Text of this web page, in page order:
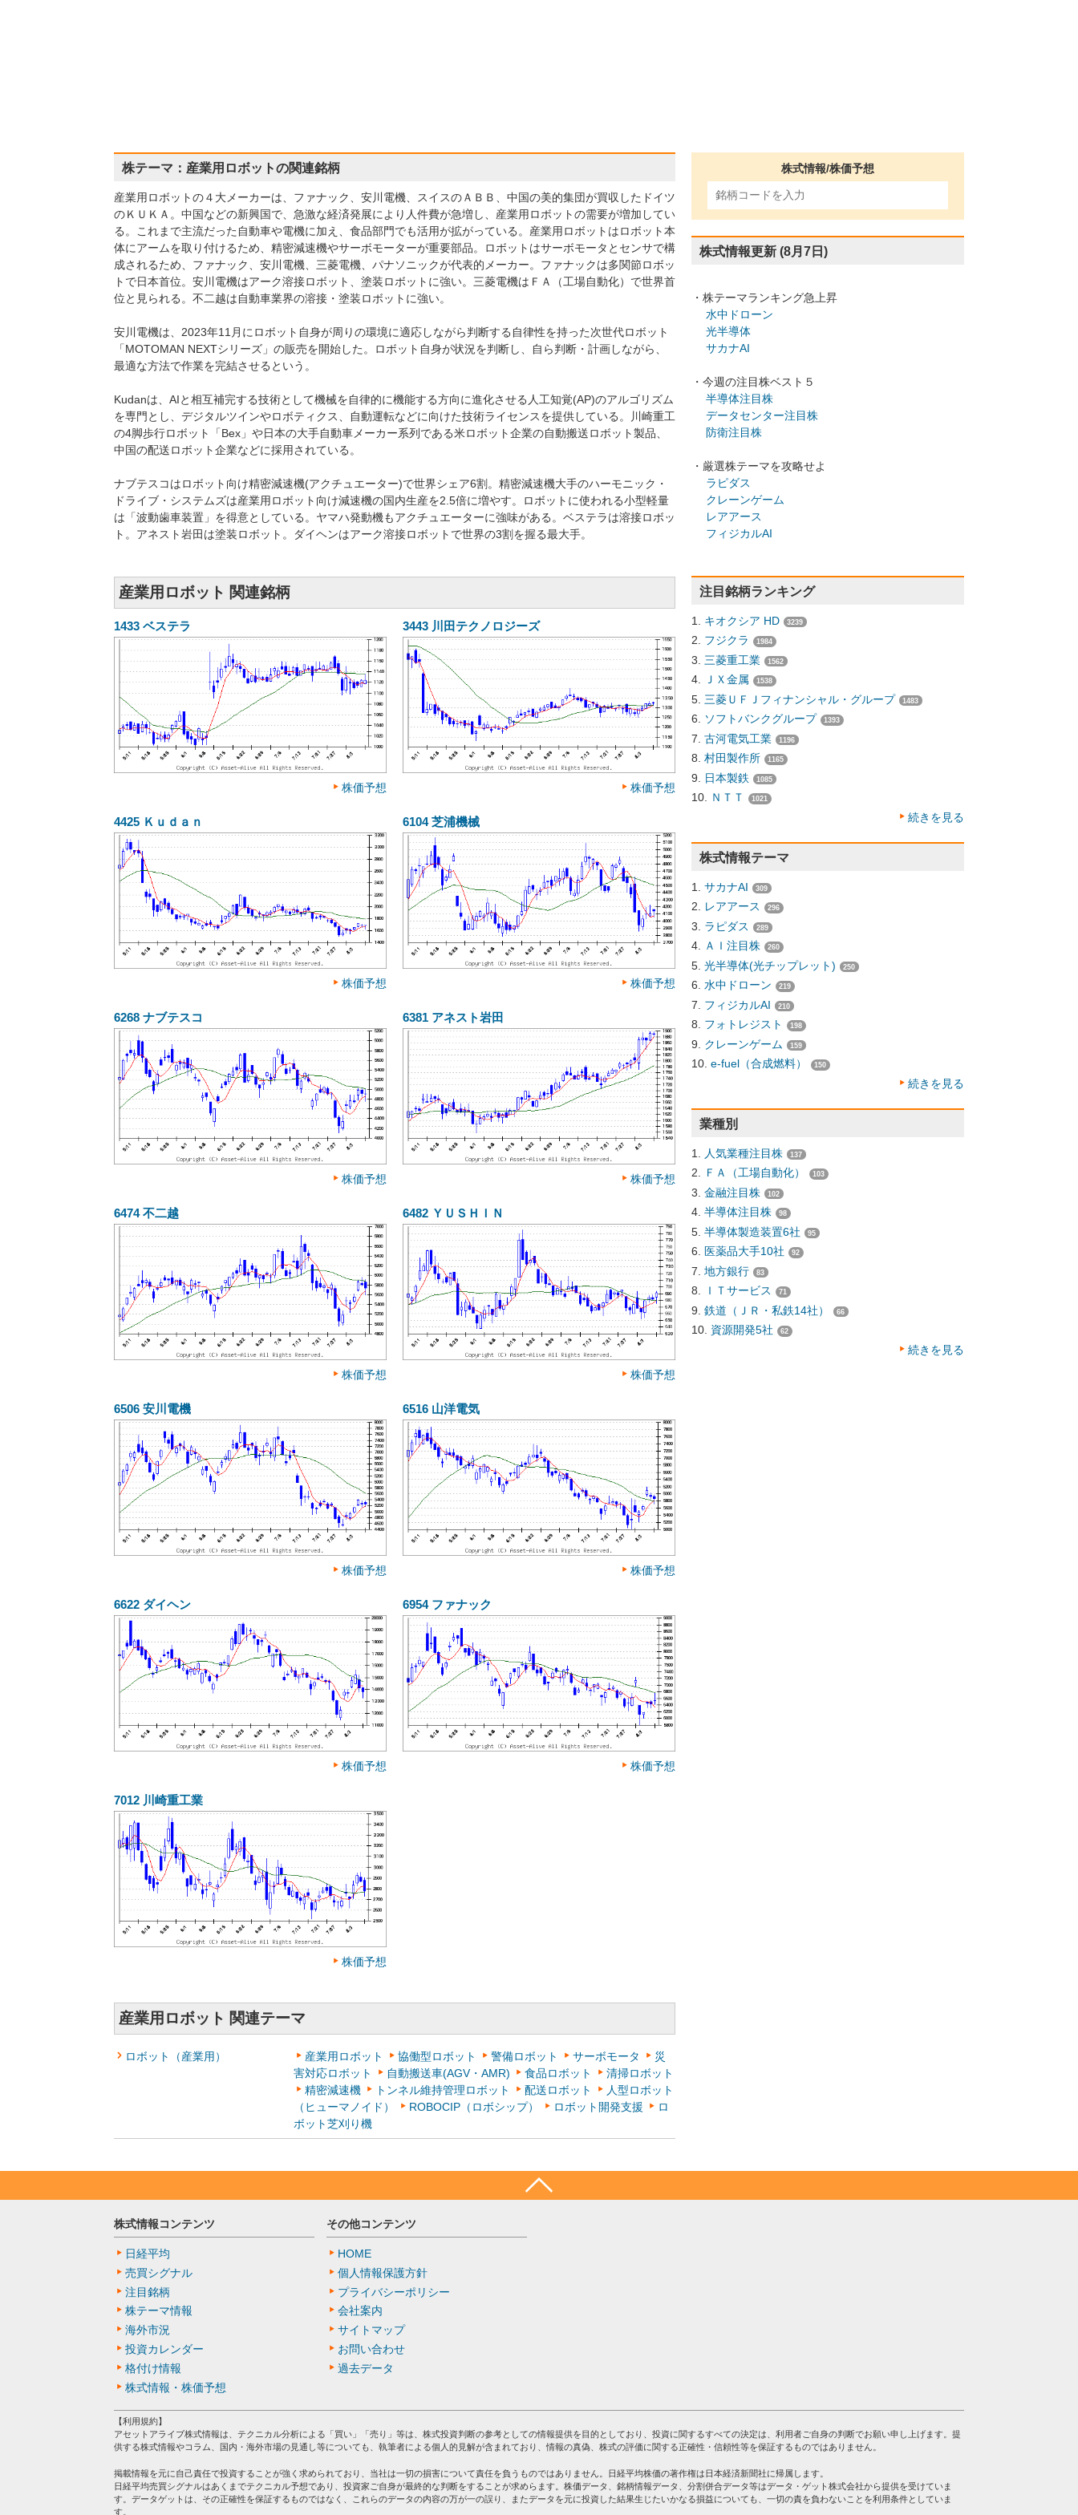
株テーマ：産業用ロボットの関連銘柄
産業用ロボットの４大メーカーは、ファナック、安川電機、スイスのＡＢＢ、中国の美的集団が買収したドイツ
のＫＵＫＡ。中国などの新興国で、急激な経済発展により人件費が急増し、産業用ロボットの需要が増加してい
る。これまで主流だった自動車や電機に加え、食品部門でも活用が拡がっている。産業用ロボットはロボット本
体にアームを取り付けるため、精密減速機やサーボモーターが重要部品。ロボットはサーボモータとセンサで構
成されるため、ファナック、安川電機、三菱電機、パナソニックが代表的メーカー。ファナックは多関節ロボッ
トで日本首位。安川電機はアーク溶接ロボット、塗装ロボットに強い。三菱電機はＦＡ（工場自動化）で世界首
位と見られる。不二越は自動車業界の溶接・塗装ロボットに強い。
安川電機は、2023年11月にロボット自身が周りの環境に適応しながら判断する自律性を持った次世代ロボット
「MOTOMAN NEXTシリーズ」の販売を開始した。ロボット自身が状況を判断し、自ら判断・計画しながら、
最適な方法で作業を完結させるという。
Kudanは、AIと相互補完する技術として機械を自律的に機能する方向に進化させる人工知覚(AP)のアルゴリズム
を専門とし、デジタルツインやロボティクス、自動運転などに向けた技術ライセンスを提供している。川崎重工
の4脚歩行ロボット「Bex」や日本の大手自動車メーカー系列である米ロボット企業の自動搬送ロボット製品、
中国の配送ロボット企業などに採用されている。
ナブテスコはロボット向け精密減速機(アクチュエーター)で世界シェア6割。精密減速機大手のハーモニック・
ドライブ・システムズは産業用ロボット向け減速機の国内生産を2.5倍に増やす。ロボットに使われる小型軽量
は「波動歯車装置」を得意としている。ヤマハ発動機もアクチュエーターに強味がある。ベステラは溶接ロボッ
ト。アネスト岩田は塗装ロボット。ダイヘンはアーク溶接ロボットで世界の3割を握る最大手。
産業用ロボット 関連銘柄
1433 ベステラ
株価予想
3443 川田テクノロジーズ
株価予想
4425 Ｋｕｄａｎ
株価予想
6104 芝浦機械
株価予想
6268 ナブテスコ
株価予想
6381 アネスト岩田
株価予想
6474 不二越
株価予想
6482 ＹＵＳＨＩＮ
株価予想
6506 安川電機
株価予想
6516 山洋電気
株価予想
6622 ダイヘン
株価予想
6954 ファナック
株価予想
7012 川崎重工業
株価予想
産業用ロボット 関連テーマ
ロボット（産業用） 産業用ロボット 協働型ロボット 警備ロボット サーボモータ
災
害対応ロボット
自動搬送車(AGV・AMR) 食品ロボット
清掃ロボット
精密減速機
トンネル維持管理ロボット 配送ロボット
人型ロボット
（ヒューマノイド）
ROBOCIP（ロボシップ） ロボット開発支援
ロ
ボット芝刈り機
株式情報/株価予想
株式情報更新 (8月7日)
・株テーマランキング急上昇
水中ドローン
光半導体
サカナAI
・今週の注目株ベスト５
半導体注目株
データセンター注目株
防衛注目株
・厳選株テーマを攻略せよ
ラピダス
クレーンゲーム
レアアース
フィジカルAI
注目銘柄ランキング
キオクシア HD 3239
フジクラ 1984
三菱重工業 1562
ＪＸ金属 1538
三菱ＵＦＪフィナンシャル・グループ 1483
ソフトバンクグループ 1393
古河電気工業 1196
村田製作所 1165
日本製鉄 1085
ＮＴＴ 1021
続きを見る
株式情報テーマ
サカナAI 309
レアアース 296
ラピダス 289
ＡＩ注目株 260
光半導体(光チップレット) 250
水中ドローン 219
フィジカルAI 210
フォトレジスト 198
クレーンゲーム 159
e-fuel（合成燃料） 150
続きを見る
業種別
人気業種注目株 137
ＦＡ（工場自動化） 103
金融注目株 102
半導体注目株 98
半導体製造装置6社 95
医薬品大手10社 92
地方銀行 83
ＩＴサービス 71
鉄道（ＪＲ・私鉄14社） 66
資源開発5社 62
続きを見る
株式情報コンテンツ
日経平均
売買シグナル
注目銘柄
株テーマ情報
海外市況
投資カレンダー
格付け情報
株式情報・株価予想
その他コンテンツ
HOME
個人情報保護方針
プライバシーポリシー
会社案内
サイトマップ
お問い合わせ
過去データ
【利用規約】
アセットアライブ株式情報は、テクニカル分析による「買い」「売り」等は、株式投資判断の参考としての情報提供を目的としており、投資に関するすべての決定は、利用者ご自身の判断でお願い申し上げます。提
供する株式情報やコラム、国内・海外市場の見通し等についても、執筆者による個人的見解が含まれており、情報の真偽、株式の評価に関する正確性・信頼性等を保証するものではありません。
掲載情報を元に自己責任で投資することが強く求められており、当社は一切の損害について責任を負うものではありません。日経平均株価の著作権は日本経済新聞社に帰属します。
日経平均売買シグナルはあくまでテクニカル予想であり、投資家ご自身が最終的な判断をすることが求めらます。株価データ、銘柄情報データ、分割併合データ等はデータ・ゲット株式会社から提供を受けていま
す。データゲットは、その正確性を保証するものではなく、これらのデータの内容の万が一の誤り、またデータを元に投資した結果生じたいかなる損益についても、一切の責を負わないことを利用条件としていま
す。